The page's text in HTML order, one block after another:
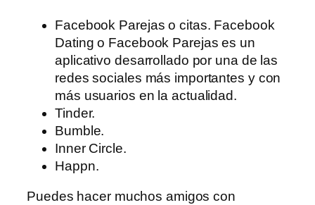
Facebook Parejas o citas. Facebook
Dating o Facebook Parejas es un
aplicativo desarrollado por una de las
redes sociales más importantes y con
más usuarios en la actualidad.
Tinder.
Bumble.
Inner Circle.
Happn.
Puedes hacer muchos amigos con